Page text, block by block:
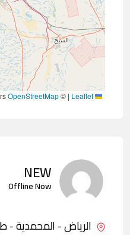
|
©
OpenStreetMap
NEW
Offline Now
الرياض - المحمدية -